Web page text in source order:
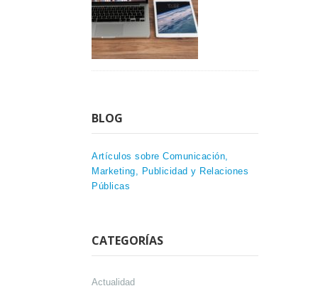
BLOG
Artículos sobre Comunicación,
Marketing, Publicidad y Relaciones
Públicas
CATEGORÍAS
Actualidad